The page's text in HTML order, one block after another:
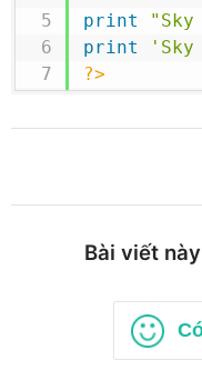
print
print
?>
Bài viết